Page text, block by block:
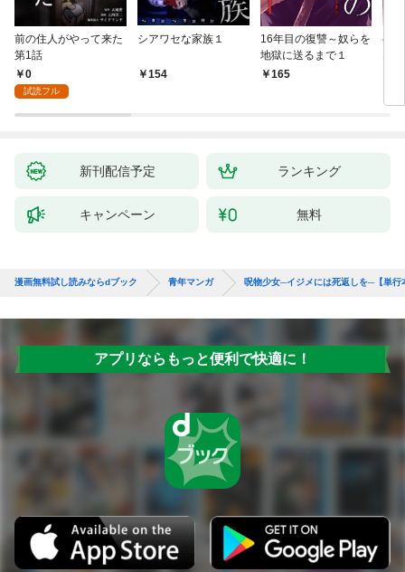
前の住人がやって来た
第1話
0
試読フル
シアワセな家族１
154
16年目の復讐～奴らを
地獄に送るまで１
165
ベ
新刊配信予定 ランキング
キャンペーン 無料
漫画無料試し読みならdブック 青年マンガ 呪物少女─イジメには死返しを─【単行
アプリならもっと便利で快適に！